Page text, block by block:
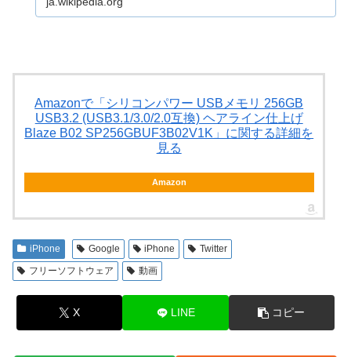
Amazonで「シリコンパワー USBメモリ 256GB
USB3.2 (USB3.1/3.0/2.0互換) ヘアライン仕上げ
Blaze B02 SP256GBUF3B02V1K」に関する詳細を
見る
Amazon
iPhone Google iPhone
Twitter
フリーソフトウェア
動画
X LINE コピー